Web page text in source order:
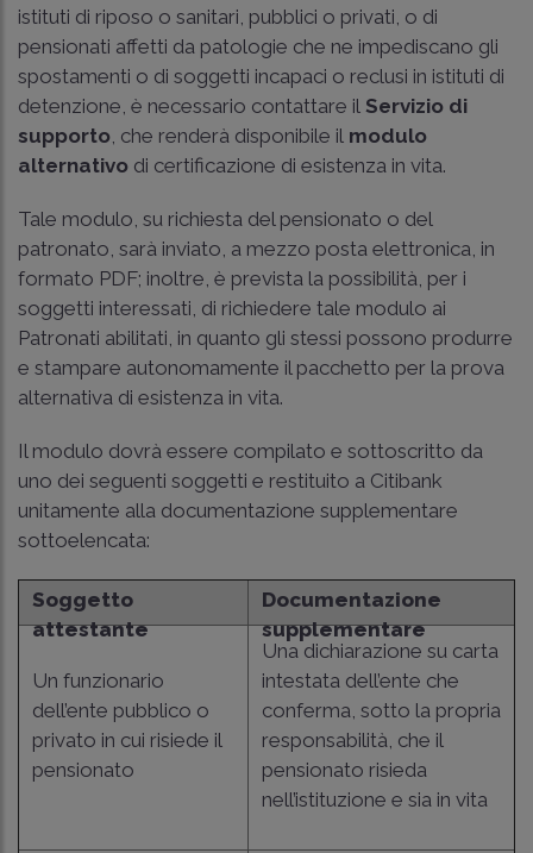
istituti di riposo o sanitari, pubblici o privati, o di
pensionati affetti da patologie che ne impediscano gli
spostamenti o di soggetti incapaci o reclusi in istituti di
detenzione, è necessario contattare il Servizio di
supporto , che renderà disponibile il modulo
alternativo di certificazione di esistenza in vita.
Tale modulo, su richiesta del pensionato o del
patronato, sarà inviato, a mezzo posta elettronica, in
formato PDF; inoltre, è prevista la possibilità, per i
soggetti interessati, di richiedere tale modulo ai
Patronati abilitati, in quanto gli stessi possono produrre
e stampare autonomamente il pacchetto per la prova
alternativa di esistenza in vita.
Il modulo dovrà essere compilato e sottoscritto da
uno dei seguenti soggetti e restituito a Citibank
unitamente alla documentazione supplementare
sottoelencata:
Soggetto
attestante
Documentazione
supplementare
Un funzionario
dell’ente pubblico o
privato in cui risiede il
pensionato
Una dichiarazione su carta
intestata dell’ente che
conferma, sotto la propria
responsabilità, che il
pensionato risieda
nell’istituzione e sia in vita